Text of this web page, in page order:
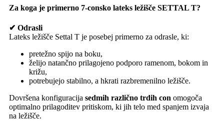
Za koga je primerno 7-consko lateks ležišče SETTAL T?
✔ Odrasli
Lateks ležišče Settal T je posebej primerno za odrasle, ki:
pretežno spijo na boku,
želijo natančno prilagojeno podporo ramenom, bokom in
križu,
potrebujejo stabilno, a hkrati razbremenilno ležišče.
Dovršena konfiguracija sedmih različno trdih con omogoča
optimalno prilagoditev pritiskom, ki jih telo med spanjem izvaja
na ležišče.